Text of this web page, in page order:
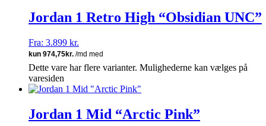
Jordan 1 Retro High “Obsidian UNC”
Fra: 3.899 kr.
Dette vare har flere varianter. Mulighederne kan vælges på
varesiden
Jordan 1 Mid “Arctic Pink”